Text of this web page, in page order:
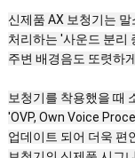
신제품 AX 보청기는
처리하는 '사운드 분리
주변 배경음도 또렷하
보청기를 착용했을 때
'OVP, Own Voice
업데이트 되어 더욱 편